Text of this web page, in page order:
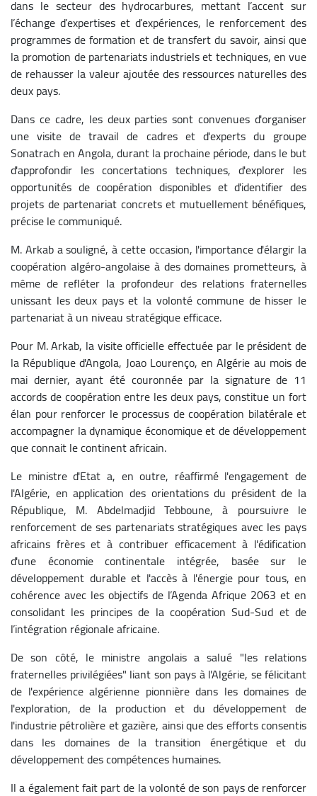
dans le secteur des hydrocarbures, mettant l’accent sur
l’échange d’expertises et d’expériences, le renforcement des
programmes de formation et de transfert du savoir, ainsi que
la promotion de partenariats industriels et techniques, en vue
de rehausser la valeur ajoutée des ressources naturelles des
deux pays.
Dans ce cadre, les deux parties sont convenues d'organiser
une visite de travail de cadres et d'experts du groupe
Sonatrach en Angola, durant la prochaine période, dans le but
d'approfondir les concertations techniques, d'explorer les
opportunités de coopération disponibles et d'identifier des
projets de partenariat concrets et mutuellement bénéfiques,
précise le communiqué.
M. Arkab a souligné, à cette occasion, l'importance d'élargir la
coopération algéro-angolaise à des domaines prometteurs, à
même de refléter la profondeur des relations fraternelles
unissant les deux pays et la volonté commune de hisser le
partenariat à un niveau stratégique efficace.
Pour M. Arkab, la visite officielle effectuée par le président de
la République d'Angola, Joao Lourenço, en Algérie au mois de
mai dernier, ayant été couronnée par la signature de 11
accords de coopération entre les deux pays, constitue un fort
élan pour renforcer le processus de coopération bilatérale et
accompagner la dynamique économique et de développement
que connait le continent africain.
Le ministre d'Etat a, en outre, réaffirmé l'engagement de
l'Algérie, en application des orientations du président de la
République, M. Abdelmadjid Tebboune, à poursuivre le
renforcement de ses partenariats stratégiques avec les pays
africains frères et à contribuer efficacement à l'édification
d'une économie continentale intégrée, basée sur le
développement durable et l'accès à l'énergie pour tous, en
cohérence avec les objectifs de l’Agenda Afrique 2063 et en
consolidant les principes de la coopération Sud-Sud et de
l’intégration régionale africaine.
De son côté, le ministre angolais a salué "les relations
fraternelles privilégiées" liant son pays à l'Algérie, se félicitant
de l'expérience algérienne pionnière dans les domaines de
l'exploration, de la production et du développement de
l'industrie pétrolière et gazière, ainsi que des efforts consentis
dans les domaines de la transition énergétique et du
développement des compétences humaines.
Il a également fait part de la volonté de son pays de renforcer